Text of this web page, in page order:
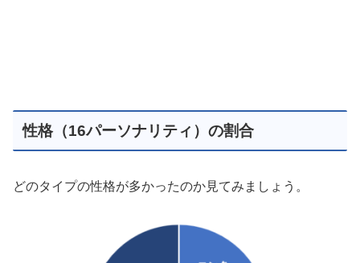
性格（16パーソナリティ）の割合
どのタイプの性格が多かったのか見てみましょう。